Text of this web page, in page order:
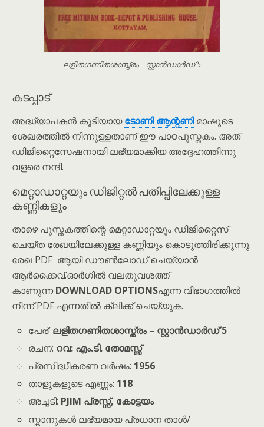
ലളിതഗണിതശാസ്ത്രം – സ്റ്റാൻഡാർഡ് 5
കടപ്പാട്
അദ്ധ്യാപകൻ കൂടിയായടോണി ആന്റണിമാഷുടെ
ശേഖരത്തിൽ നിന്നുള്ളതാണ് ഈ പാഠപുസ്തകം. അത്
ഡിജിറ്റൈസേഷനായി ലഭ്യമാക്കിയ അദ്ദേഹത്തിന്നു
വളരെ നന്ദി.
മെറ്റാഡാറ്റയും ഡിജിറ്റൽ പതിപ്പിലേക്കുള്ള
കണ്ണികളും
താഴെ പുസ്തകത്തിന്റെ മെറ്റാഡാറ്റയും ഡിജിറ്റൈസ്
ചെയ്ത രേഖയിലേക്കുള്ള കണ്ണിയും കൊടുത്തിരിക്കുന്നു.
രേഖ PDF ആയി ഡൗൺലോഡ് ചെയ്യാൻ
ആർക്കൈവ്.ഓർഗിൽ വലതുവശത്ത്
കാണുന്നDOWNLOAD OPTIONSഎന്ന വിഭാഗത്തിൽ
നിന്ന് PDF എന്നതിൽ ക്ലിക്ക് ചെയ്യുക.
പേര്:ലളിതഗണിതശാസ്ത്രം – സ്റ്റാൻഡാർഡ് 5
രചന: റവ: എം.ടി. തോമസ്സ്
പ്രസിദ്ധീകരണ വർഷം: 1956
താളുകളുടെ എണ്ണം: 118
അച്ചടി: PJIM പ്രസ്സ്, കോട്ടയം
സ്കാനുകൾ ലഭ്യമായ പ്രധാന താൾ/